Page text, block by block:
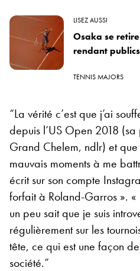
LISEZ AUSSI
Osaka se
rendant
TENNIS MAJORS
“La vérité c’est que j’ai
depuis l’US Open 2018
Grand Chelem, ndlr) et que
mauvais moments à me
écrit sur son compte
forfait à Roland-Garros ».
un peu sait que je suis
régulièrement sur les
tête, ce qui est une façon
société.”